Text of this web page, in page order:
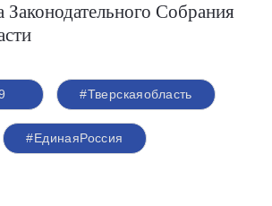
Собрания
#Тверскаяобласть
#ЕдинаяРоссия